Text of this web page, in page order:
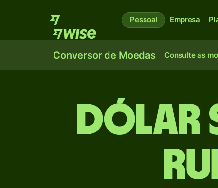
Pessoal Empresa
Conversor de Moedas Consulte as
Dólar